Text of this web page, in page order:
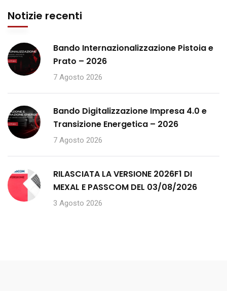
Notizie recenti
Bando Internazionalizzazione Pistoia e
Prato – 2026
7 Agosto 2026
Bando Digitalizzazione Impresa 4.0 e
Transizione Energetica – 2026
7 Agosto 2026
RILASCIATA LA VERSIONE 2026F1 DI
MEXAL E PASSCOM DEL 03/08/2026
3 Agosto 2026